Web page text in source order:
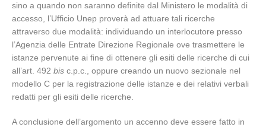
sino a quando non saranno definite dal Ministero le modalità di
accesso, l’Ufficio Unep proverà ad attuare tali ricerche
attraverso due modalità: individuando un interlocutore presso
l’Agenzia delle Entrate Direzione Regionale ove trasmettere le
istanze pervenute ai fine di ottenere gli esiti delle ricerche di cui
all’art. 492 bis c.p.c., oppure creando un nuovo sezionale nel
modello C per la registrazione delle istanze e dei relativi verbali
redatti per gli esiti delle ricerche.
A conclusione dell’argomento un accenno deve essere fatto in